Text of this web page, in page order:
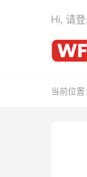
Hi, 请
当前位置